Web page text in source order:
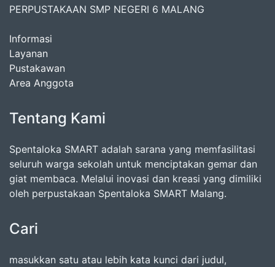
PERPUSTAKAAN SMP NEGERI 6 MALANG
Informasi
Layanan
Pustakawan
Area Anggota
Tentang Kami
Spentaloka SMART adalah sarana yang memfasilitasi
seluruh warga sekolah untuk menciptakan gemar dan
giat membaca. Melalui inovasi dan kreasi yang dimiliki
oleh perpustakaan Spentaloka SMART Malang.
Cari
masukkan satu atau lebih kata kunci dari judul,